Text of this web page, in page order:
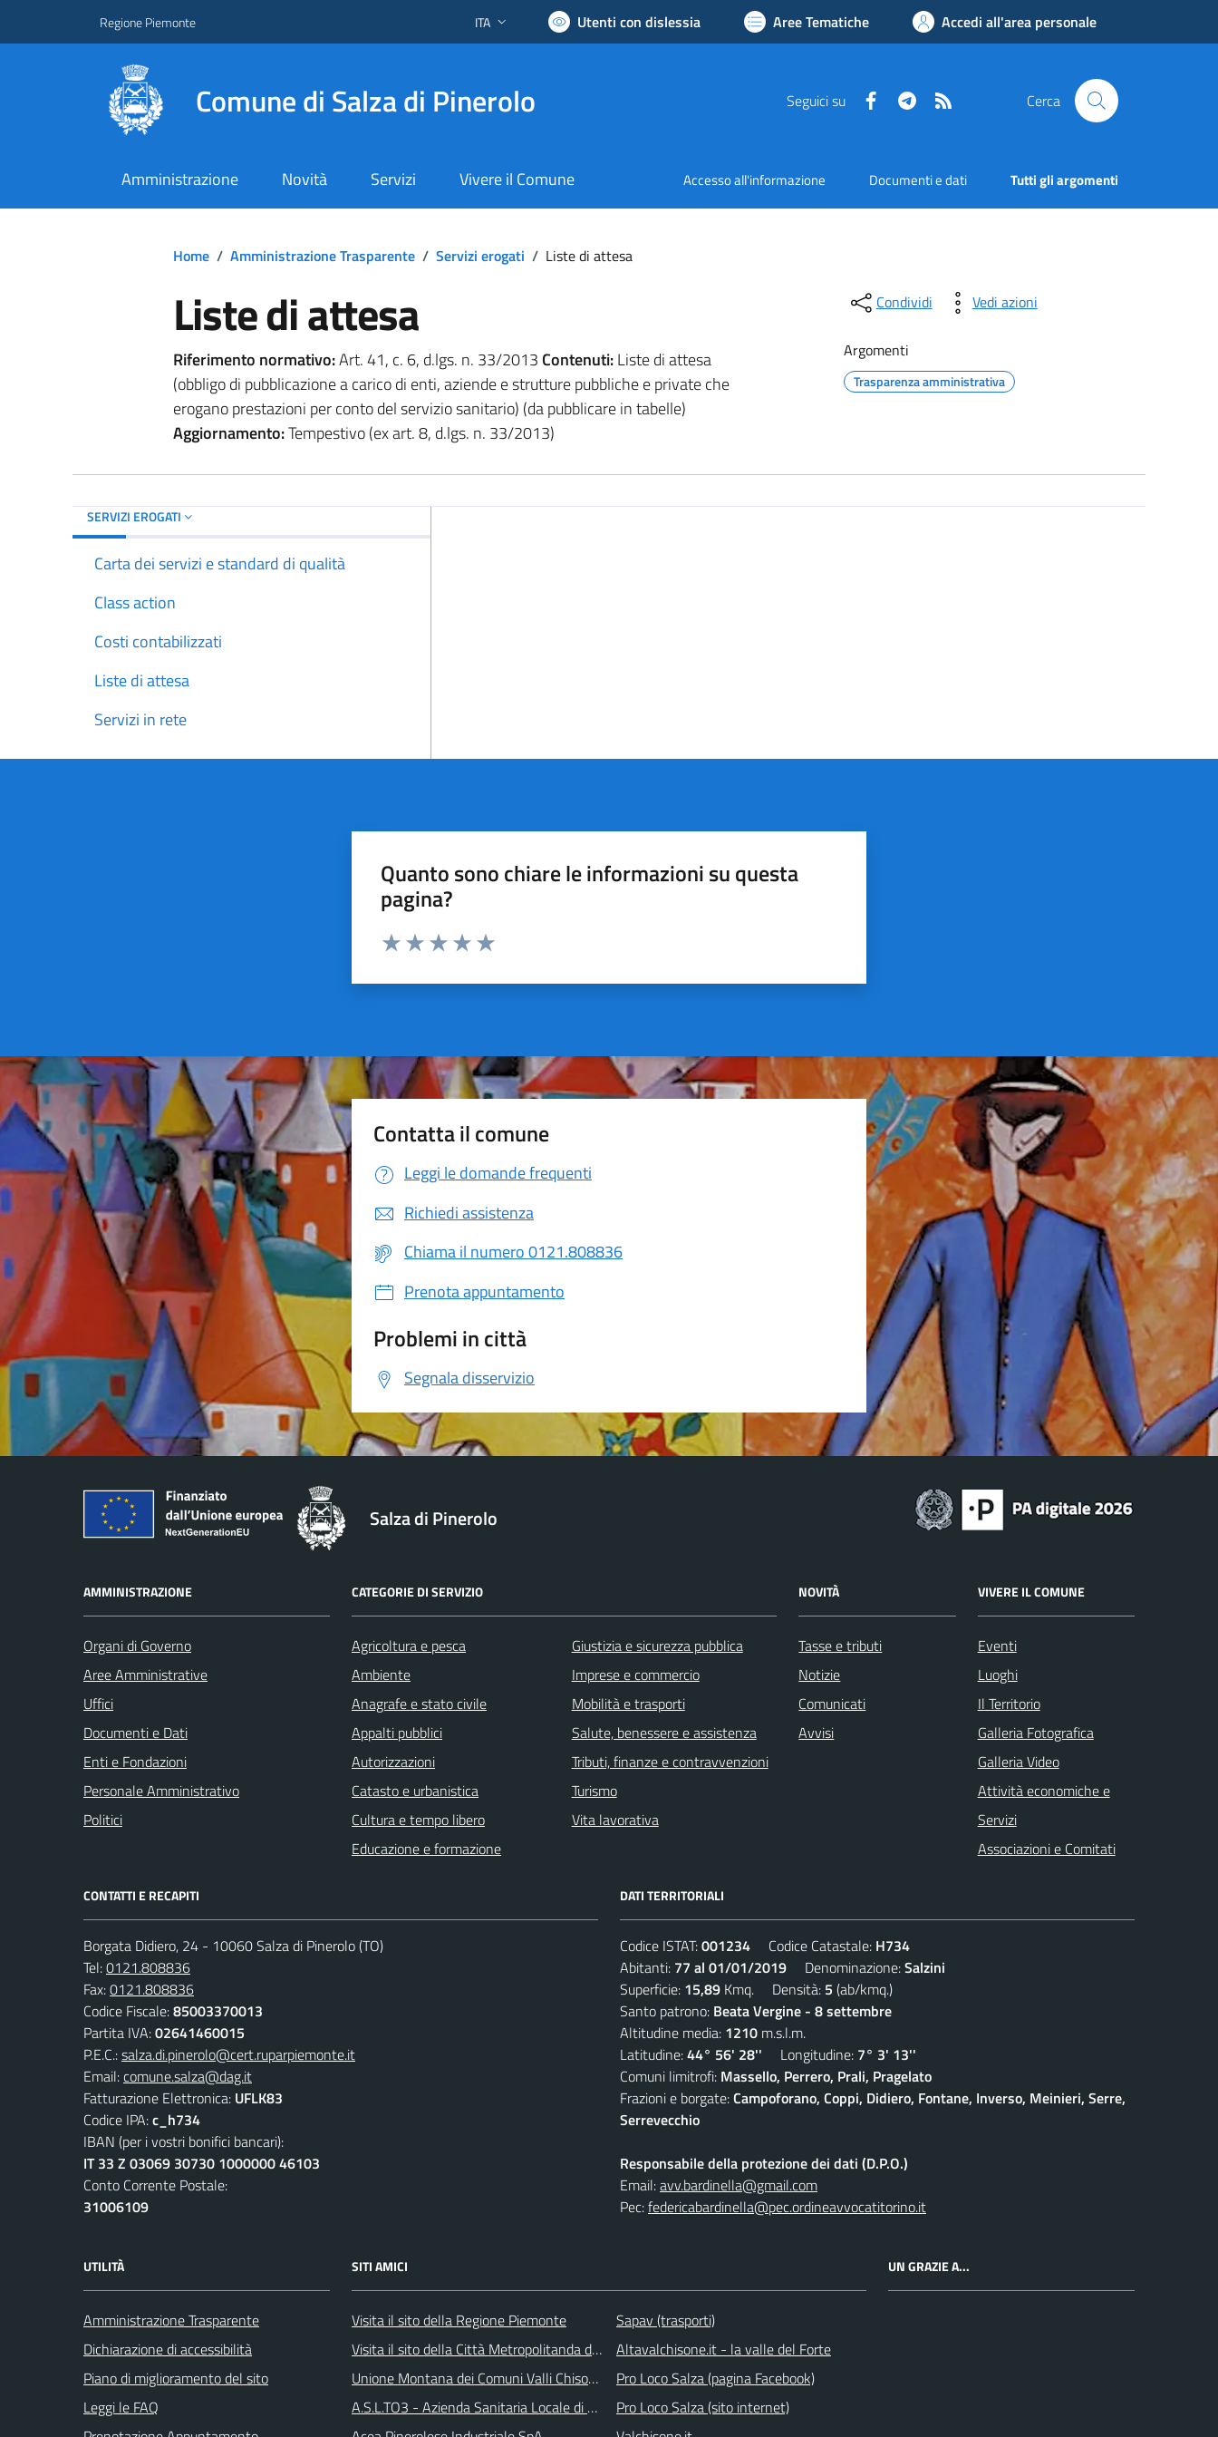
Regione Piemonte Lingua attiva:
ITA Utenti con dislessia Aree Tematiche Accedi all'area personale
Comune di Salza di Pinerolo Seguici su FacebookTelegram Cerca
Amministrazione Novità Servizi Vivere il Comune Accesso all'informazione Documenti e dati Tutti gli argomenti
Home / Amministrazione Trasparente / Servizi erogati / Liste di attesa
Liste di attesa
Riferimento normativo:Art. 41, c. 6, d.lgs. n. 33/2013 Contenuti:Liste di attesa
(obbligo di pubblicazione a carico di enti, aziende e strutture pubbliche e private che
erogano prestazioni per conto del servizio sanitario) (da pubblicare in tabelle)
Aggiornamento:Tempestivo (ex art. 8, d.lgs. n. 33/2013)
Condividi Vedi azioni
Argomenti
Trasparenza amministrativa
SERVIZI EROGATI
Carta dei servizi e standard di qualità
Class action
Costi contabilizzati
Liste di attesa
Servizi in rete
Quanto sono chiare le informazioni su questa
pagina?
Valuta da 1 a 5 stelle la pagina
Contatta il comune
Leggi le domande frequenti
Richiedi assistenza
Chiama il numero 0121.808836
Prenota appuntamento
Problemi in città
Segnala disservizio
Salza di Pinerolo
AMMINISTRAZIONE
Organi di Governo
Aree Amministrative
Uffici
Documenti e Dati
Enti e Fondazioni
Personale Amministrativo
Politici
CATEGORIE DI SERVIZIO
Agricoltura e pesca
Ambiente
Anagrafe e stato civile
Appalti pubblici
Autorizzazioni
Catasto e urbanistica
Cultura e tempo libero
Educazione e formazione
Giustizia e sicurezza pubblica
Imprese e commercio
Mobilità e trasporti
Salute, benessere e assistenza
Tributi, finanze e contravvenzioni
Turismo
Vita lavorativa
NOVITÀ
Tasse e tributi
Notizie
Comunicati
Avvisi
VIVERE IL COMUNE
Eventi
Luoghi
Il Territorio
Galleria Fotografica
Galleria Video
Attività economiche e
Servizi
Associazioni e Comitati
CONTATTI E RECAPITI
Borgata Didiero, 24 - 10060 Salza di Pinerolo (TO)
Tel:0121.808836
Fax:0121.808836
Codice Fiscale:85003370013
Partita IVA:02641460015
P.E.C.:salza.di.pinerolo@cert.ruparpiemonte.it
Email:comune.salza@dag.it
Fatturazione Elettronica: UFLK83
Codice IPA:c_h734
IBAN (per i vostri bonifici bancari):
IT 33 Z 03069 30730 1000000 46103
Conto Corrente Postale:
31006109
DATI TERRITORIALI
Codice ISTAT:001234 Codice Catastale: H734
Abitanti: 77 al 01/01/2019 Denominazione:Salzini
Superficie: 15,89 Kmq. Densità: 5 (ab/kmq.)
Santo patrono: Beata Vergine - 8 settembre
Altitudine media: 1210 m.s.l.m.
Latitudine:44° 56' 28'' Longitudine: 7° 3' 13''
Comuni limitrofi: Massello, Perrero, Prali, Pragelato
Frazioni e borgate:Campoforano, Coppi, Didiero, Fontane, Inverso, Meinieri, Serre,
Serrevecchio
Responsabile della protezione dei dati (D.P.O.)
Email:avv.bardinella@gmail.com
Pec:federicabardinella@pec.ordineavvocatitorino.it
UTILITÀ
Amministrazione Trasparente
Dichiarazione di accessibilità
Piano di miglioramento del sito
Leggi le FAQ
SITI AMICI
Visita il sito della Regione Piemonte
Visita il sito della Città Metropolitanda di Torino
Unione Montana dei Comuni Valli Chisone e Germanasca
A.S.L.TO3 - Azienda Sanitaria Locale di Collegno e Pinerolo
Sapav (trasporti)
Altavalchisone.it - la valle del Forte
Pro Loco Salza (pagina Facebook)
Pro Loco Salza (sito internet)
UN GRAZIE A...